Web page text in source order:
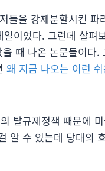
들을 강제분할시킨 파
이었다. 그런데 살펴
때 나온 논문들이다.
왜 지금 나오는 이런
탈규제정책 때문에
알 수 있는데 당대의